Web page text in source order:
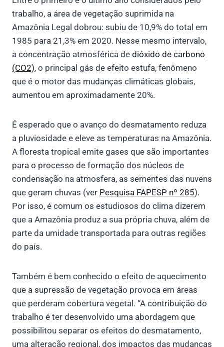
trabalho, a área de vegetação suprimida na
Amazônia Legal dobrou: subiu de 10,9% do total em
1985 para 21,3% em 2020. Nesse mesmo intervalo,
a concentração atmosférica de dióxido de carbono
(CO2), o principal gás de efeito estufa, fenômeno
que é o motor das mudanças climáticas globais,
aumentou em aproximadamente 20%.
É esperado que o avanço do desmatamento reduza
a pluviosidade e eleve as temperaturas na Amazônia.
A floresta tropical emite gases que são importantes
para o processo de formação dos núcleos de
condensação na atmosfera, as sementes das nuvens
que geram chuvas (ver Pesquisa FAPESP nº 285).
Por isso, é comum os estudiosos do clima dizerem
que a Amazônia produz a sua própria chuva, além de
parte da umidade transportada para outras regiões
do país.
Também é bem conhecido o efeito de aquecimento
que a supressão de vegetação provoca em áreas
que perderam cobertura vegetal. “A contribuição do
trabalho é ter desenvolvido uma abordagem que
possibilitou separar os efeitos do desmatamento,
uma alteração regional, dos impactos das mudanças